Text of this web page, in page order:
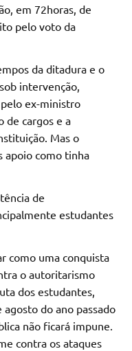
em 72horas, de
pelo voto da
da ditadura e o
intervenção,
ex-ministro
de cargos e a
Mas o
apoio como tinha
de
estudantes
como uma conquista
o autoritarismo
dos estudantes,
do ano passado
não ficará impune.
contra os ataques